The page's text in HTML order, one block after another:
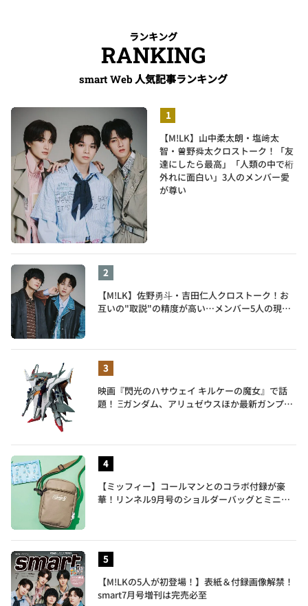
ランキング
RANKING
smart Web 人気記事ランキング
【M!LK】山中柔太朗・塩﨑太
智・曽野舜太クロストーク！「友
達にしたら最高」「人類の中で桁
外れに面白い」3人のメンバー愛
が尊い
【M!LK】佐野勇斗・吉田仁人クロストーク！お
互いの"取説"の精度が高い…メンバー5人の現在
映画『閃光のハサウェイ キルケーの魔女』で話
題！ Ξガンダム、アリュゼウスほか最新ガンプラ
【ミッフィー】コールマンとのコラボ付録が豪
華！リンネル9月号のショルダーバッグとミニリ
【M!LKの5人が初登場！】表紙＆付録画像解禁！
smart7月号増刊は完売必至